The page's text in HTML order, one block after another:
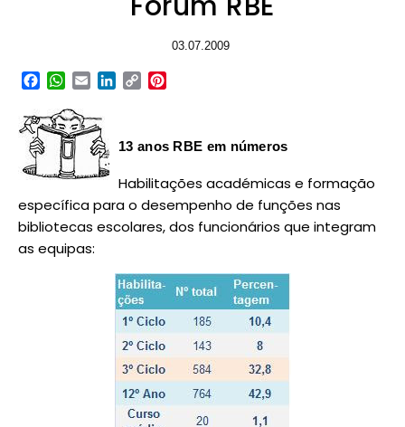
03.07.2009
Facebook
WhatsApp
EmailLinkedIn
Copy
13 anos RBE em números
Habilitações académicas e formação
específica para o desempenho de funções nas
bibliotecas escolares, dos funcionários que integram
as equipas: